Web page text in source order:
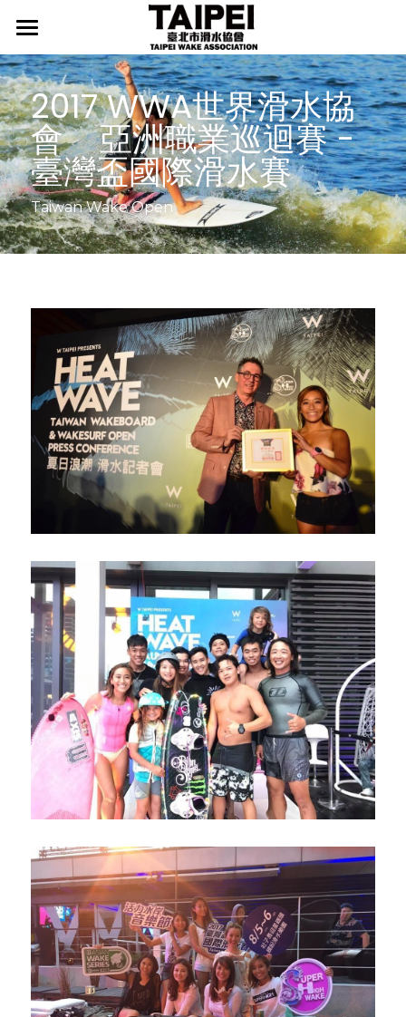
首頁
最新消息
行事曆
新聞發佈
協會介紹
協會宗旨
協會起源
推手介紹
臺北滑水隊
臺北滑水隊介紹
我要入隊
歷年成績
相關辦法
檢定辦法
檢定榜單
國際賽事規則
個人入會辦法
團體入會辦法
國際賽事影片
國內賽事新聞
國內賽事影片
國際賽事集錦
國內賽事集錦
國際培訓集錦
國內培訓集錦
訓練中心
2017 WWA世界滑水協
會    亞洲職業巡迴賽 -
臺灣盃國際滑水賽
Taiwan Wake Open